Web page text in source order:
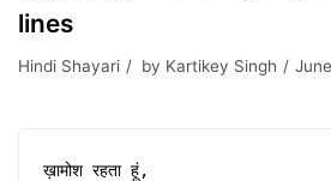
lines
Hindi Shayari by Kartikey Singh
ख़ामोश रहता हूं,